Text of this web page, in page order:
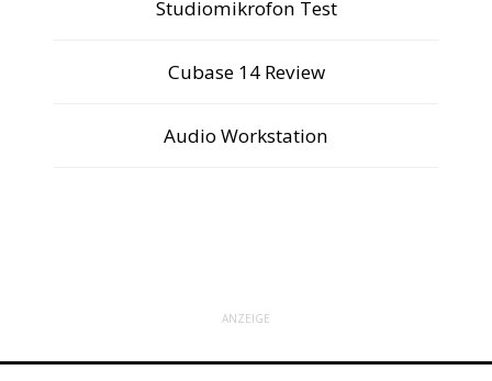
Studiomikrofon Test
Cubase 14 Review
Audio Workstation
ANZEIGE